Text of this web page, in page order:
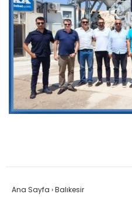
Ana Sayfa ›Balıkesir